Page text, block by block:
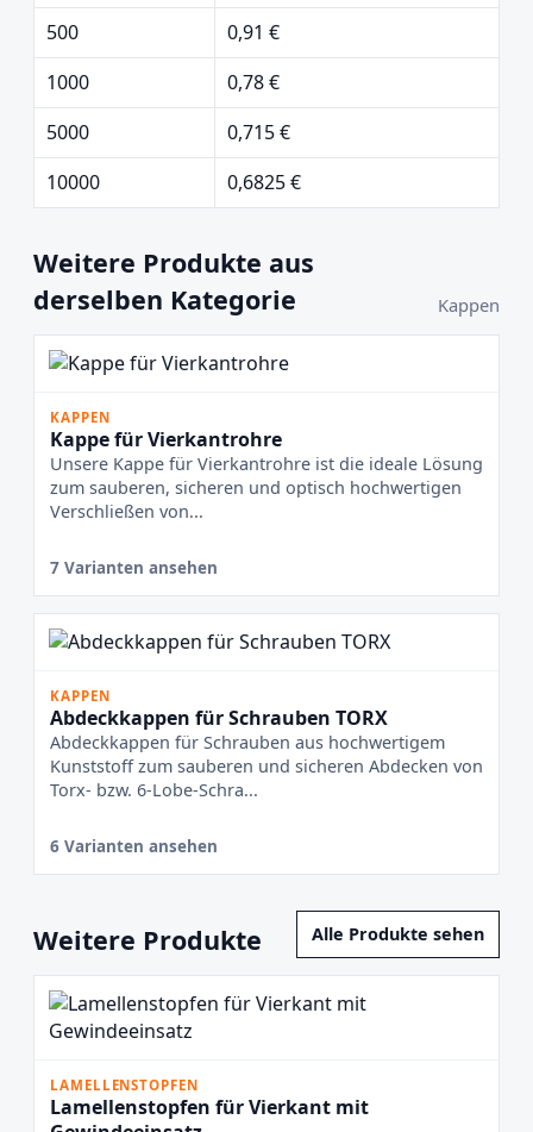
500
0,91 €
1000
0,78 €
5000
0,715 €
10000
0,6825 €
Weitere Produkte aus
derselben Kategorie
Kappen
KAPPEN
Kappe für Vierkantrohre
Unsere Kappe für Vierkantrohre ist die ideale Lösung
zum sauberen, sicheren und optisch hochwertigen
Verschließen von...
7 Varianten ansehen
KAPPEN
Abdeckkappen für Schrauben TORX
Abdeckkappen für Schrauben aus hochwertigem
Kunststoff zum sauberen und sicheren Abdecken von
Torx- bzw. 6-Lobe-Schra...
6 Varianten ansehen
Weitere Produkte Alle Produkte sehen
LAMELLENSTOPFEN
Lamellenstopfen für Vierkant mit